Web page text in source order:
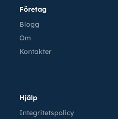
Företag
Blogg
Om
Kontakter
Hjälp
Integritetspolicy